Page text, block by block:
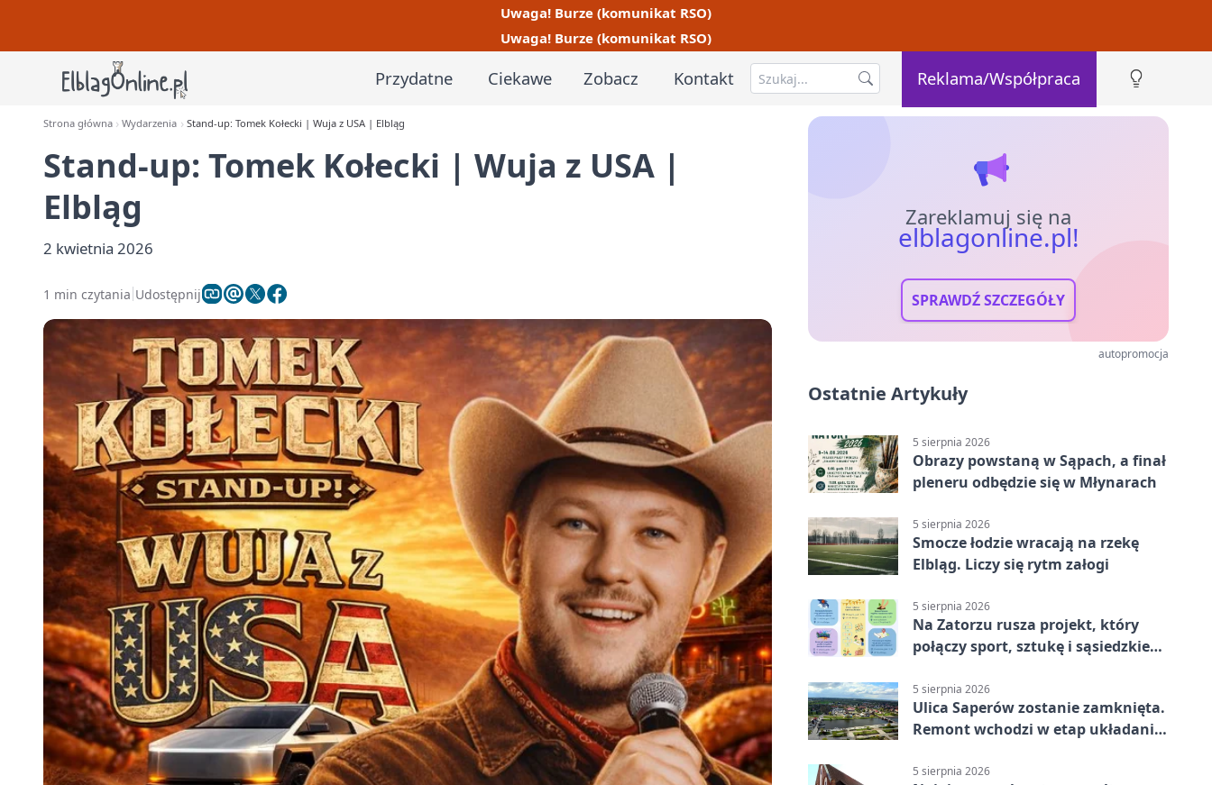
Uwaga! Burze (komunikat RSO)
Uwaga! Burze (komunikat RSO)
Przydatne Ciekawe Zobacz Kontakt Reklama/Współpraca
Strona główna Wydarzenia Stand-up: Tomek Kołecki | Wuja z USA | Elbląg
Stand-up: Tomek Kołecki | Wuja z USA |
Elbląg
2 kwietnia 2026
1 min czytania Udostępnij
Zareklamuj się na
elblagonline.pl!
SPRAWDŹ SZCZEGÓŁY
autopromocja
Ostatnie Artykuły
5 sierpnia 2026
Obrazy powstaną w Sąpach, a finał
pleneru odbędzie się w Młynarach
5 sierpnia 2026
Smocze łodzie wracają na rzekę
Elbląg. Liczy się rytm załogi
5 sierpnia 2026
Na Zatorzu rusza projekt, który
połączy sport, sztukę i sąsiedzkie
5 sierpnia 2026
Ulica Saperów zostanie zamknięta.
Remont wchodzi w etap układania
5 sierpnia 2026